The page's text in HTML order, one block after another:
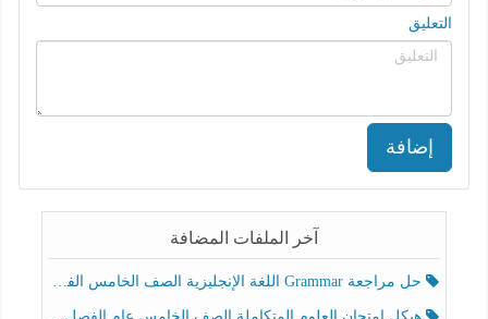
التعليق
إضافة
آخر الملفات المضافة
حل مراجعة Grammar اللغة الإنجليزية الصف الخامس الفصل الثالث